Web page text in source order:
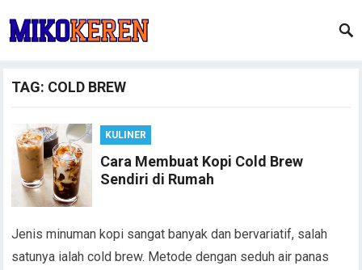
TAG: COLD BREW
KULINER
Cara Membuat Kopi Cold Brew
Sendiri di Rumah
Jenis minuman kopi sangat banyak dan bervariatif, salah
satunya ialah cold brew. Metode dengan seduh air panas